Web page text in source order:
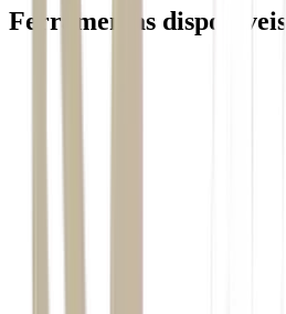
Ferramentas disponiveis